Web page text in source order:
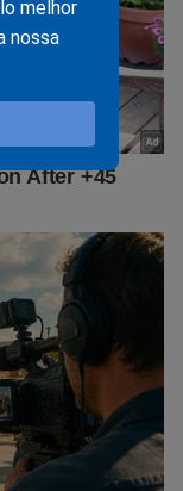
melhor
nossa